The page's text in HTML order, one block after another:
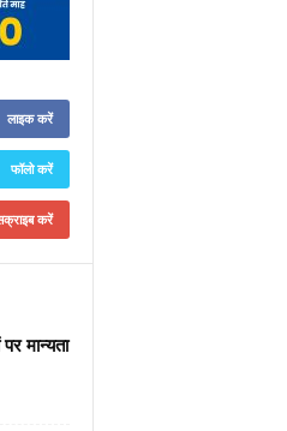
लाइक करें
फॉलो करें
करें
मान्यता